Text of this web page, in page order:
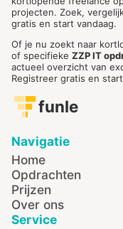
projecten. Zoek,
gratis en start vandaag.
Of je nu zoekt naar
of specifieke ZZP IT
actueel overzicht van
Registreer gratis en
funle
Navigatie
Home
Opdrachten
Prijzen
Over ons
Service